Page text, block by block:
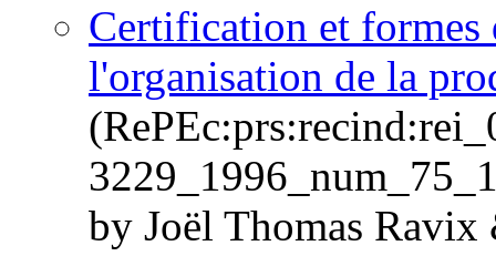
Certification et formes
l'organisation de la
by Joël Thomas